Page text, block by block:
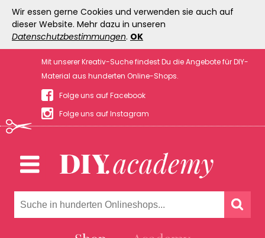
Wir essen gerne Cookies und verwenden sie auch auf
dieser Website. Mehr dazu in unseren
Datenschutzbestimmungen. OK
Mit unserer Kreativ-Suche findest Du die Angebote für DIY-
Material aus hunderten Online-Shops.
Folge uns auf Facebook
Folge uns auf Instagram